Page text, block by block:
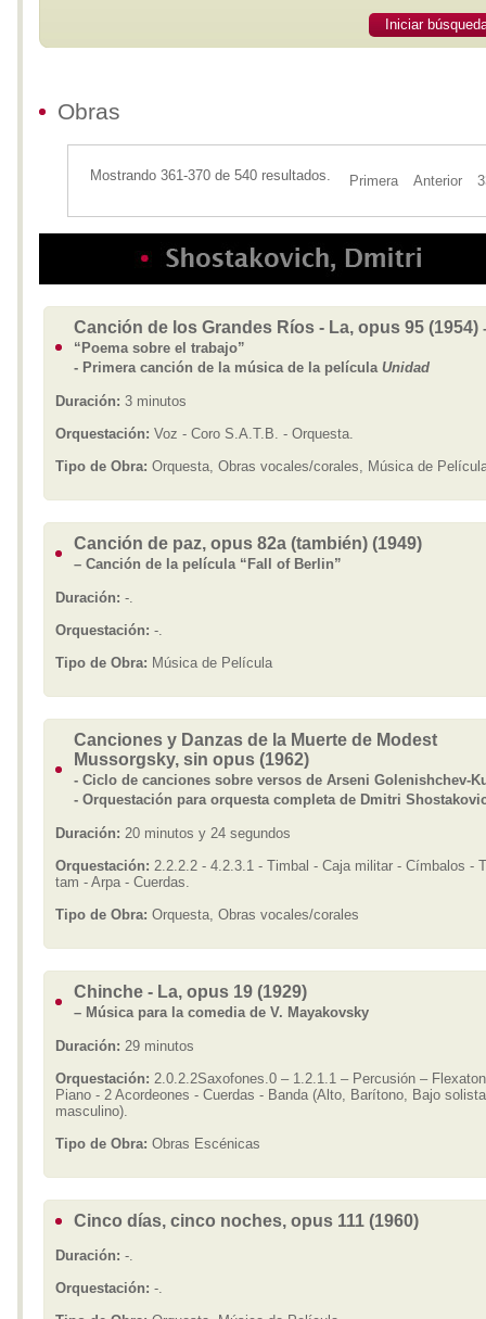
Iniciar
Obras
Mostrando 361-370 de 540 resultados. Primera Anterior
Canción de los Grandes Ríos - La, opus 95 (1954) -
“Poema sobre el trabajo”
- Primera canción de la música de la película Unidad
Duración: 3 minutos
Orquestación: Voz - Coro S.A.T.B. - Orquesta.
Tipo de Obra: Orquesta, Obras vocales/corales, Música de
Canción de paz, opus 82a (también) (1949)
– Canción de la película “Fall of Berlin”
Duración: -.
Orquestación: -.
Tipo de Obra: Música de Película
Canciones y Danzas de la Muerte de Modest
Mussorgsky, sin opus (1962)
- Ciclo de canciones sobre versos de Arseni Golenishchev-
- Orquestación para orquesta completa de Dmitri
Duración: 20 minutos y 24 segundos
Orquestación: 2.2.2.2 - 4.2.3.1 - Timbal - Caja militar - Címbalos -
tam - Arpa - Cuerdas.
Tipo de Obra: Orquesta, Obras vocales/corales
Chinche - La, opus 19 (1929)
– Música para la comedia de V. Mayakovsky
Duración: 29 minutos
Orquestación: 2.0.2.2Saxofones.0 – 1.2.1.1 – Percusión –
Piano - 2 Acordeones - Cuerdas - Banda (Alto, Barítono, Bajo
masculino).
Tipo de Obra: Obras Escénicas
Cinco días, cinco noches, opus 111 (1960)
Duración: -.
Orquestación: -.